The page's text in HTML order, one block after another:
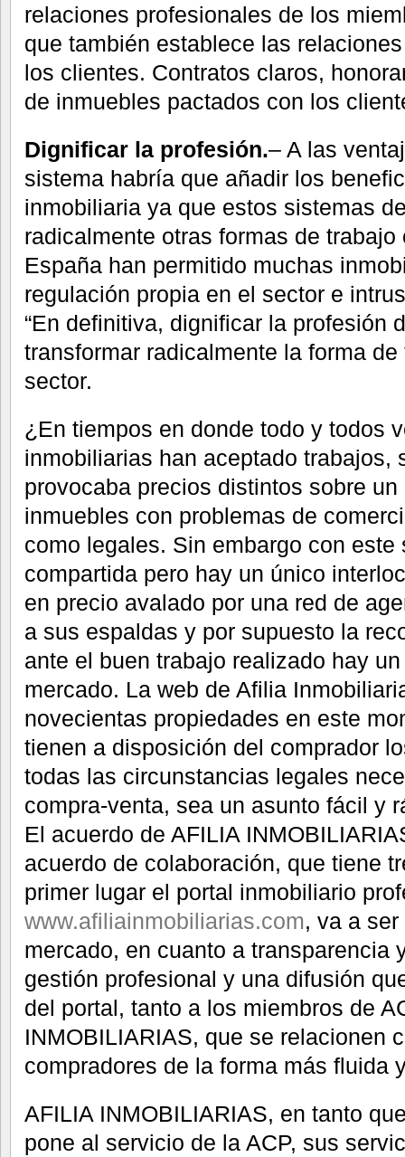
relaciones profesionales de los
que también establece las
los clientes. Contratos claros,
de inmuebles pactados con los
Dignificar la profesión.– A las
sistema habría que añadir los
inmobiliaria ya que estos sistemas
radicalmente otras formas de
España han permitido muchas
regulación propia en el sector e
“En definitiva, dignificar la profesión
transformar radicalmente la forma
sector.
¿En tiempos en donde todo y todos
inmobiliarias han aceptado trabajos,
provocaba precios distintos sobre
inmuebles con problemas de
como legales. Sin embargo con
compartida pero hay un único
en precio avalado por una red de
a sus espaldas y por supuesto la
ante el buen trabajo realizado hay
mercado. La web de Afilia
novecientas propiedades en este
tienen a disposición del comprador
todas las circunstancias legales
compra-venta, sea un asunto fácil y
El acuerdo de AFILIA
acuerdo de colaboración, que tiene
primer lugar el portal inmobiliario
www.afiliainmobiliarias.com, va a
mercado, en cuanto a transparencia
gestión profesional y una difusión
del portal, tanto a los miembros de
INMOBILIARIAS, que se relacionen
compradores de la forma más fluida
AFILIA INMOBILIARIAS, en tanto
pone al servicio de la ACP, sus